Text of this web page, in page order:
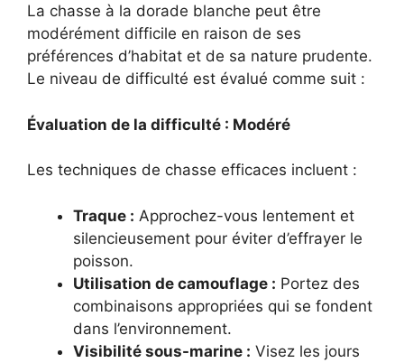
La chasse à la dorade blanche peut être
modérément difficile en raison de ses
préférences d’habitat et de sa nature prudente.
Le niveau de difficulté est évalué comme suit :
Évaluation de la difficulté : Modéré
Les techniques de chasse efficaces incluent :
Traque : Approchez-vous lentement et
silencieusement pour éviter d’effrayer le
poisson.
Utilisation de camouflage : Portez des
combinaisons appropriées qui se fondent
dans l’environnement.
Visibilité sous-marine : Visez les jours